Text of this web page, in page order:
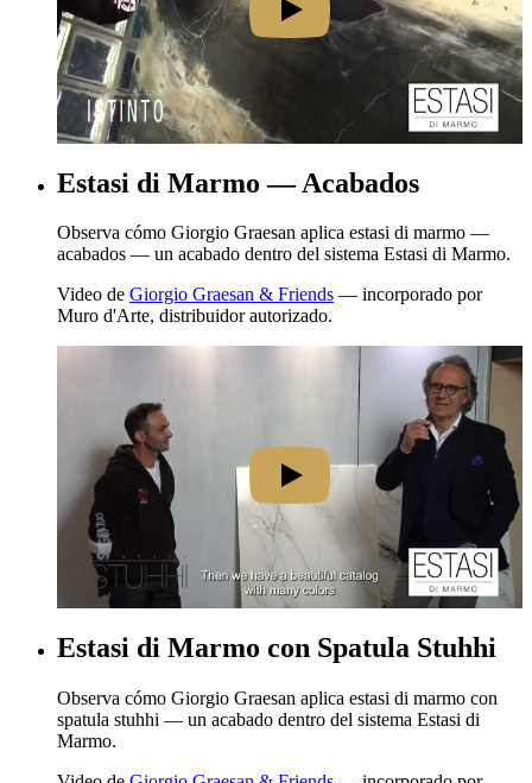
Estasi di Marmo — Acabados
Observa cómo Giorgio Graesan aplica estasi di marmo —
acabados — un acabado dentro del sistema Estasi di Marmo.
Video de Giorgio Graesan & Friends — incorporado por
Muro d'Arte, distribuidor autorizado.
Estasi di Marmo con Spatula Stuhhi
Observa cómo Giorgio Graesan aplica estasi di marmo con
spatula stuhhi — un acabado dentro del sistema Estasi di
Marmo.